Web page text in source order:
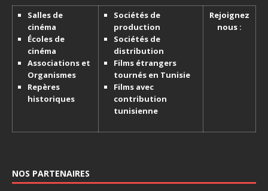
Salles de
cinéma
Écoles de
cinéma
Associations et
Organismes
Repères
historiques
Sociétés de
production
Sociétés de
distribution
Films étrangers
tournés en Tunisie
Films avec
contribution
tunisienne
Rejoignez
nous :
NOS PARTENAIRES